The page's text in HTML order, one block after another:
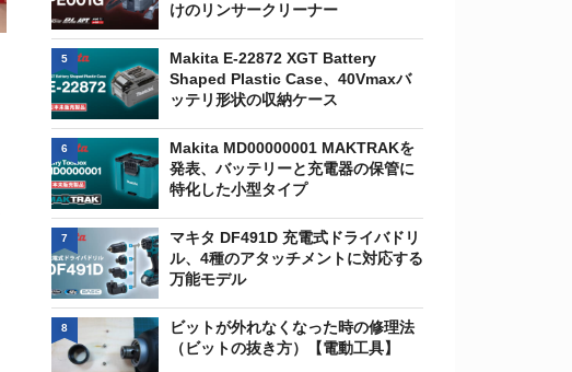
けのリンサークリーナー
Makita E-22872 XGT Battery
Shaped Plastic Case、40Vmaxバ
ッテリ形状の収納ケース
5
Makita MD00000001 MAKTRAKを
発表、バッテリーと充電器の保管に
特化した小型タイプ
6
マキタ DF491D 充電式ドライバドリ
ル、4種のアタッチメントに対応する
万能モデル
7
ビットが外れなくなった時の修理法
（ビットの抜き方）【電動工具】
8